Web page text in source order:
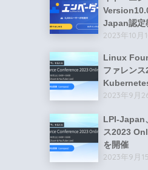
Japan認定
2023年10月
Linux
ファレン
2023年9月
LPI-Japan
ス2023
を開催
2023年9月